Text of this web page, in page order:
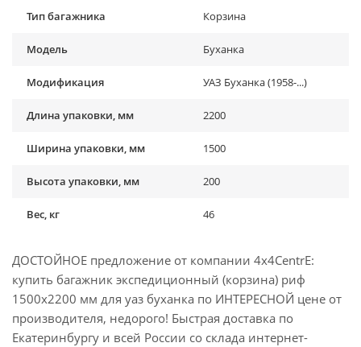
Тип багажника Корзина
Модель Буханка
Модификация УАЗ Буханка (1958-...)
Длина упаковки, мм 2200
Ширина упаковки, мм 1500
Высота упаковки, мм 200
Вес, кг 46
ДОСТОЙНОЕ предложение от компании 4x4CentrE:
купить багажник экспедиционный (корзина) риф
1500х2200 мм для уаз буханка по ИНТЕРЕСНОЙ цене от
производителя, недорого! Быстрая доставка по
Екатеринбургу и всей России со склада интернет-